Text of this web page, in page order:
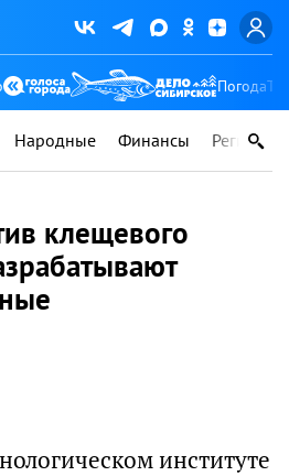
Погода
Народные Финансы Регионы
клещевого
институте